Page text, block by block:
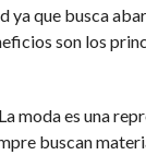
ya que busca
son los
moda es una
buscan